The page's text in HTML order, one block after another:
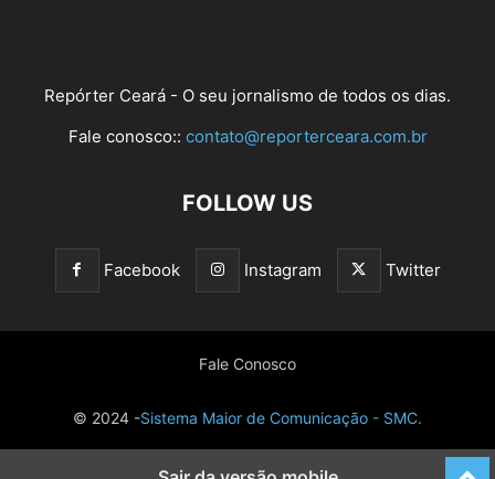
Repórter Ceará - O seu jornalismo de todos os dias.
Fale conosco:: contato@reporterceara.com.br
FOLLOW US
Facebook Instagram Twitter
Fale Conosco
© 2024 -Sistema Maior de Comunicação - SMC.